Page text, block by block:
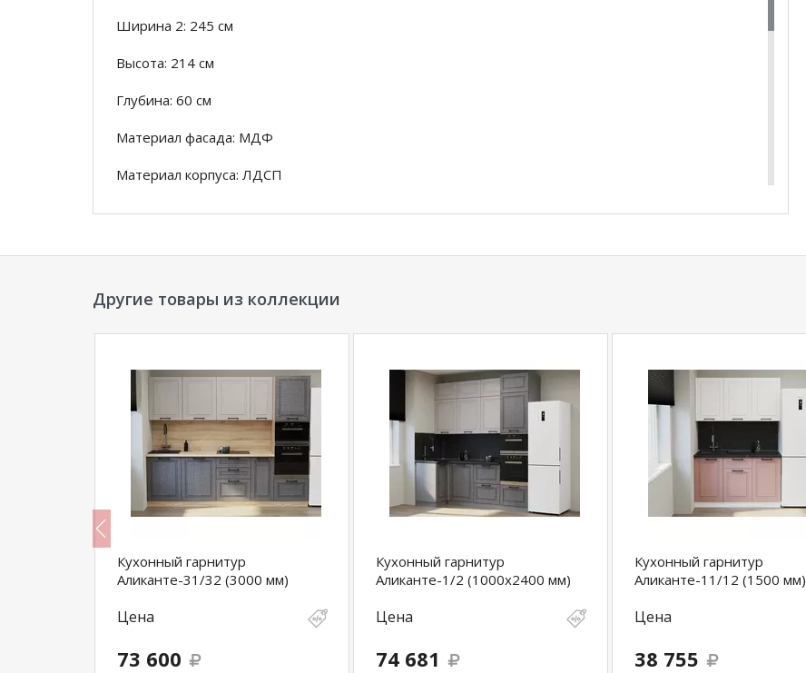
Ширина 2: 245 см
Высота: 214 см
Глубина: 60 см
Материал фасада: МДФ
Материал корпуса: ЛДСП
Аликанте 5: Цвет фасада: Шарли Pink, Шарли белый, корпус Серый, столешница 28мм: Каспий
**Цены на официальном сайте
действительны только для интернет-
магазинаи могут отличаться от цен в розничных магазинах-салонах сети!
Другие товары из коллекции
Кухонный гарнитур
Аликанте-31/32 (3000 мм)
Цена
73 600
Кухонный гарнитур
Аликанте-1/2 (1000х2400 мм)
Цена
74 681
Кухонный гарнитур
Аликанте-11/12 (1500 мм)
Цена
38 755